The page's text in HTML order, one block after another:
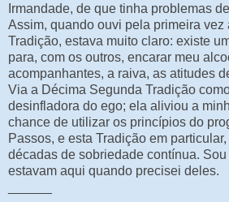
Irmandade, de que tinha problemas
Assim, quando ouvi pela primeira vez
Tradição, estava muito claro: existe
para, com os outros, encarar meu
acompanhantes, a raiva, as atitudes
Via a Décima Segunda Tradição
desinfladora do ego; ela aliviou a
chance de utilizar os princípios do
Passos, e esta Tradição em
décadas de sobriedade contínua.
estavam aqui quando precisei deles.